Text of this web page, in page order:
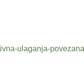
ulaganja-